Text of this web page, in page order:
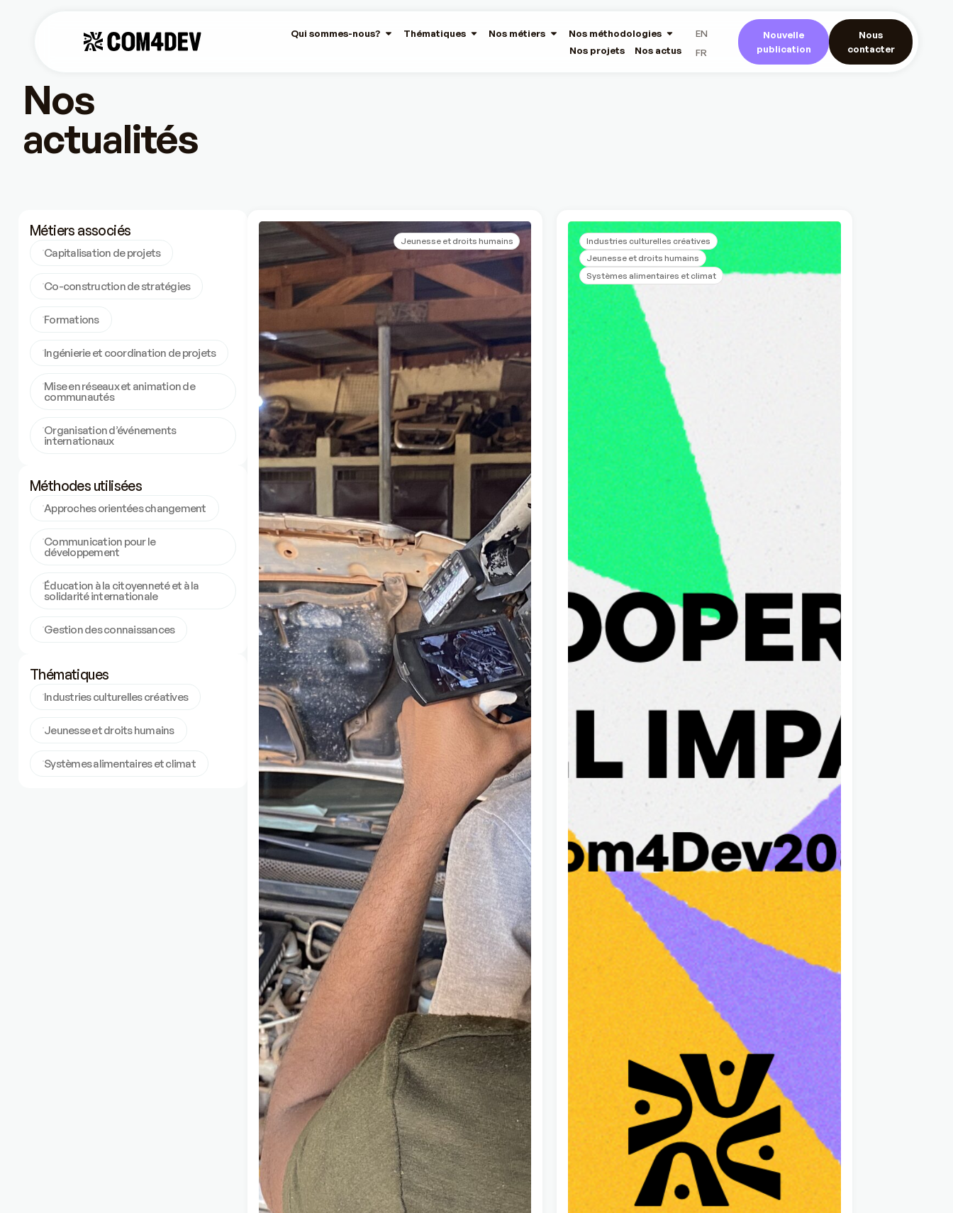
Qui sommes-nous? Thématiques Nos métiers
Nos méthodologies
Nos projets
Nos actus
EN
FR
Nouvelle
publication
Nous
contacter
Nos
actualités
Métiers associés
Capitalisation de projets
Co-construction de stratégies
Formations
Ingénierie et coordination de projets
Mise en réseaux et animation de
communautés
Organisation d’événements
internationaux
Méthodes utilisées
Approches orientées changement
Communication pour le
développement
Éducation à la citoyenneté et à la
solidarité internationale
Gestion des connaissances
Thématiques
Industries culturelles créatives
Jeunesse et droits humains
Systèmes alimentaires et climat
Jeunesse et droits humains
Industries culturelles créatives
Jeunesse et droits humains
Systèmes alimentaires et climat